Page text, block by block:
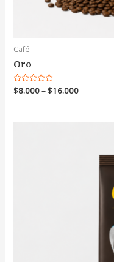
Café
Oro
Valorado
en
$8.000–$16.000